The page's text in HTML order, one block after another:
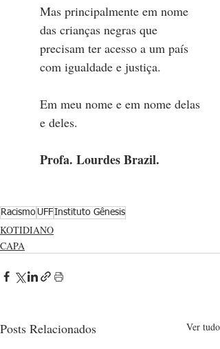
Mas principalmente em nome
das crianças negras que
precisam ter acesso a um país
com igualdade e justiça.
Em meu nome e em nome delas
e deles.
Profa. Lourdes Brazil.
Racismo UFFInstituto Gênesis
KOTIDIANO
CAPA
Posts Relacionados Ver tudo